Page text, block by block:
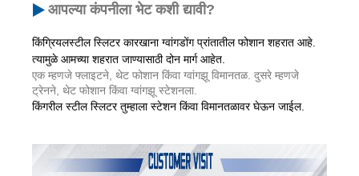
आपल्या कंपनीला भेट कशी द्यावी?
किंग्रियलस्टील स्लिटर कारखाना ग्वांगडोंग प्रांतातील फोशान शहरात आहे.
त्यामुळे आमच्या शहरात जाण्यासाठी दोन मार्ग आहेत.
एक म्हणजे फ्लाइटने, थेट फोशान किंवा ग्वांगझू विमानतळ. दुसरे म्हणजे
ट्रेनने, थेट फोशान किंवा ग्वांगझू स्टेशनला.
किंगरील स्टील स्लिटर तुम्हाला स्टेशन किंवा विमानतळावर घेऊन जाईल.